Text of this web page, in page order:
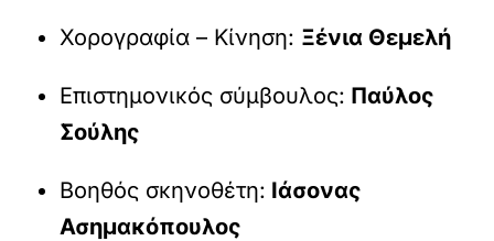
Χορογραφία – Κίνηση: Ξένια Θεμελή
Επιστημονικός σύμβουλος: Παύλος
Σούλης
Βοηθός σκηνοθέτη: Ιάσονας
Ασημακόπουλος